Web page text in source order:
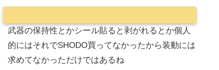
武器の保持性とかシール貼ると剥がれるとか個人
的にはそれでSHODO買ってなかったから装動には
求めてなかっただけではあるね